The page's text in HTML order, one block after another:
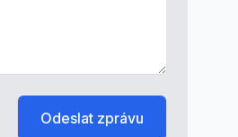
Odeslat zprávu